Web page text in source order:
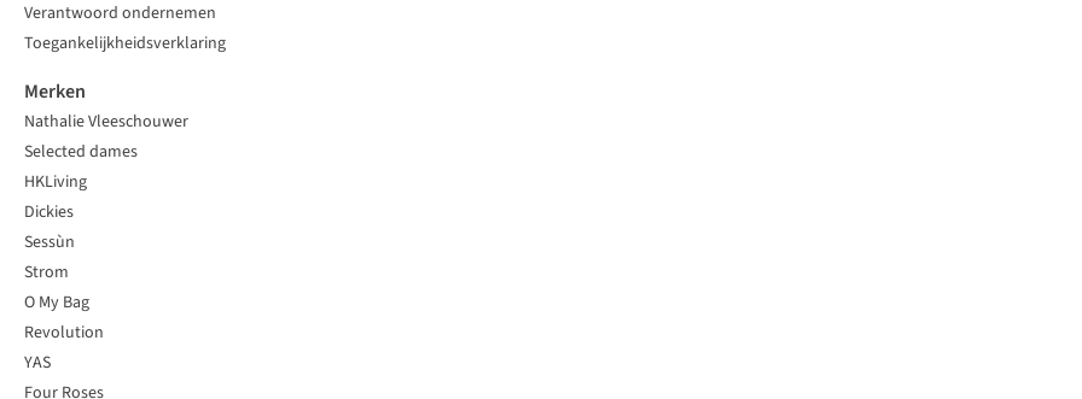
Verantwoord ondernemen
Toegankelijkheidsverklaring
Merken
Nathalie Vleeschouwer
Selected dames
HKLiving
Dickies
Sessùn
Strom
O My Bag
Revolution
YAS
Four Roses